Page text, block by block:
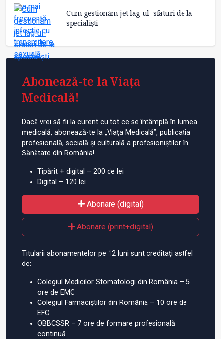
Cum gestionăm jet lag-ul- sfaturi de la
specialiști
Abonează-te la Viața
Medicală!
Dacă vrei să fii la curent cu tot ce se întâmplă în lumea
medicală, abonează-te la „Viața Medicală”, publicația
profesională, socială și culturală a profesioniștilor în
Sănătate din România!
Tipărit + digital – 200 de lei
Digital – 120 lei
Abonare (digital)
Abonare (print+digital)
Titularii abonamentelor pe 12 luni sunt creditați astfel
de:
Colegiul Medicilor Stomatologi din România – 5
ore de EMC
Colegiul Farmaciștilor din România – 10 ore de
EFC
OBBCSSR – 7 ore de formare profesională
continuă